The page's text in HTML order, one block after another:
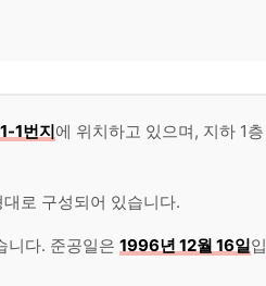
1번지에 위치하고 있으며, 지하 1층
로 구성되어 있습니다.
니다. 준공일은 1996년 12월 16일입